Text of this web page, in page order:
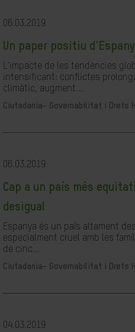
06.03.2019
Un paper positiu
L'impacte de les tendències
intensificant: conflictes
climàtic, augment...
Ciutadania- Governabilitat i Drets
06.03.2019
Cap a un país més
desigual
Espanya és un país altament
especialment cruel amb les
de cinc...
Ciutadania- Governabilitat i Drets
04.03.2019